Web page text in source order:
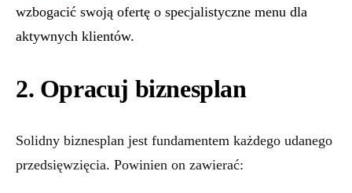
wzbogacić swoją ofertę o specjalistyczne menu dla
aktywnych klientów.
2. Opracuj biznesplan
Solidny biznesplan jest fundamentem każdego udanego
przedsięwzięcia. Powinien on zawierać: